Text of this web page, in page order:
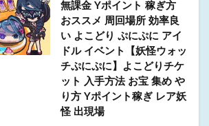
無課金 Yポイント 稼ぎ方
おススメ 周回場所 効率良
い よこどり ぷにぷに アイ
ドル イベント【妖怪ウォッ
チぷにぷに】よこどりチケ
ット 入手方法 お宝 集め や
り方 Yポイント稼ぎ レア妖
怪 出現場